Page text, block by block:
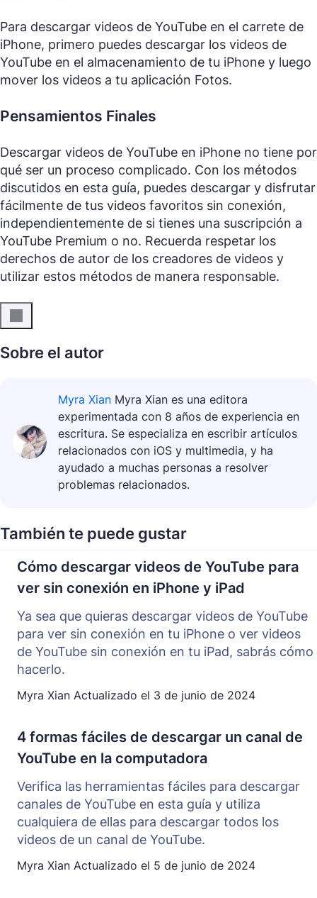
Para descargar videos de YouTube en el carrete de
iPhone, primero puedes descargar los videos de
YouTube en el almacenamiento de tu iPhone y luego
mover los videos a tu aplicación Fotos.
Pensamientos Finales
Descargar videos de YouTube en iPhone no tiene por
qué ser un proceso complicado. Con los métodos
discutidos en esta guía, puedes descargar y disfrutar
fácilmente de tus videos favoritos sin conexión,
independientemente de si tienes una suscripción a
YouTube Premium o no. Recuerda respetar los
derechos de autor de los creadores de videos y
utilizar estos métodos de manera responsable.
Sobre el autor
Myra Xian Myra Xian es una editora
experimentada con 8 años de experiencia en
escritura. Se especializa en escribir artículos
relacionados con iOS y multimedia, y ha
ayudado a muchas personas a resolver
problemas relacionados.
También te puede gustar
Cómo descargar videos de YouTube para
ver sin conexión en iPhone y iPad
Ya sea que quieras descargar videos de YouTube
para ver sin conexión en tu iPhone o ver videos
de YouTube sin conexión en tu iPad, sabrás cómo
hacerlo.
Myra Xian Actualizado el 3 de junio de 2024
4 formas fáciles de descargar un canal de
YouTube en la computadora
Verifica las herramientas fáciles para descargar
canales de YouTube en esta guía y utiliza
cualquiera de ellas para descargar todos los
videos de un canal de YouTube.
Myra Xian Actualizado el 5 de junio de 2024